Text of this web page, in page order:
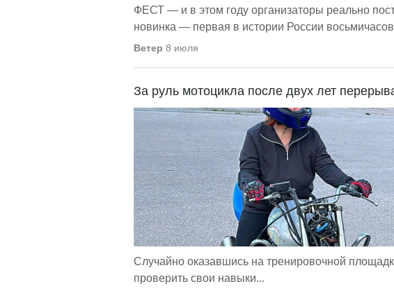
ФЕСТ — и в этом году организаторы реально
новинка — первая в истории России
Ветер 8 июля
За руль мотоцикла после двух лет
Случайно оказавшись на тренировочной
проверить свои навыки...